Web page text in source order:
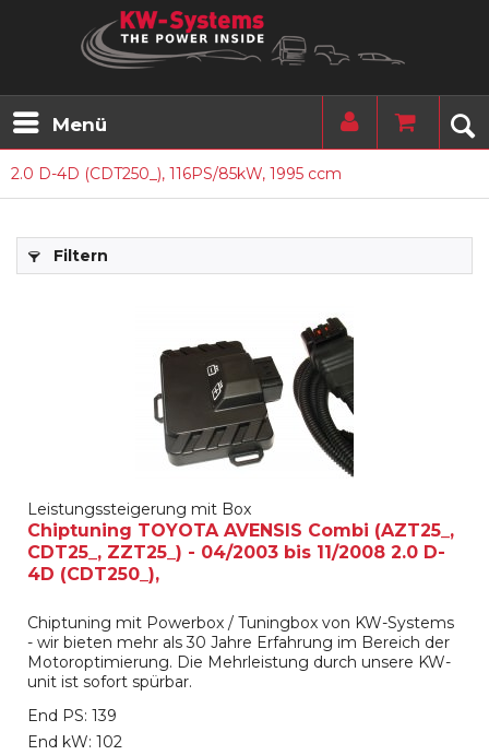
Menü
2.0 D-4D (CDT250_), 116PS/85kW, 1995 ccm
Filtern
Leistungssteigerung mit Box
Chiptuning TOYOTA AVENSIS Combi (AZT25_,
CDT25_, ZZT25_) - 04/2003 bis 11/2008 2.0 D-
4D (CDT250_),
Chiptuning mit Powerbox / Tuningbox von KW-Systems
- wir bieten mehr als 30 Jahre Erfahrung im Bereich der
Motoroptimierung. Die Mehrleistung durch unsere KW-
unit ist sofort spürbar.
End PS: 139
End kW: 102